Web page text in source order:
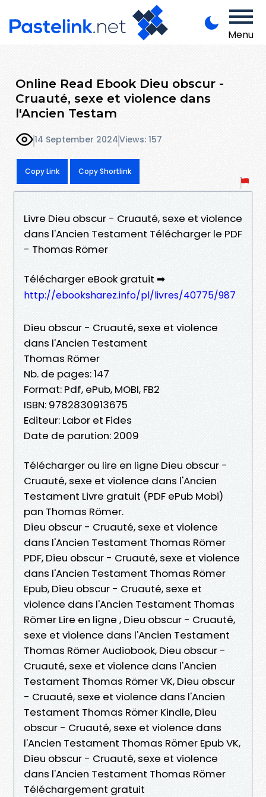
Menu
Online Read Ebook Dieu obscur -
Cruauté, sexe et violence dans
l'Ancien Testam
14 September 2024Views: 157
Copy Link Copy Shortlink
Livre Dieu obscur - Cruauté, sexe et violence
dans l'Ancien Testament Télécharger le PDF
- Thomas Römer
Télécharger eBook gratuit ➡
http://ebooksharez.info/pl/livres/40775/987
Dieu obscur - Cruauté, sexe et violence
dans l'Ancien Testament
Thomas Römer
Nb. de pages: 147
Format: Pdf, ePub, MOBI, FB2
ISBN: 9782830913675
Editeur: Labor et Fides
Date de parution: 2009
Télécharger ou lire en ligne Dieu obscur -
Cruauté, sexe et violence dans l'Ancien
Testament Livre gratuit (PDF ePub Mobi)
pan Thomas Römer.
Dieu obscur - Cruauté, sexe et violence
dans l'Ancien Testament Thomas Römer
PDF, Dieu obscur - Cruauté, sexe et violence
dans l'Ancien Testament Thomas Römer
Epub, Dieu obscur - Cruauté, sexe et
violence dans l'Ancien Testament Thomas
Römer Lire en ligne , Dieu obscur - Cruauté,
sexe et violence dans l'Ancien Testament
Thomas Römer Audiobook, Dieu obscur -
Cruauté, sexe et violence dans l'Ancien
Testament Thomas Römer VK, Dieu obscur
- Cruauté, sexe et violence dans l'Ancien
Testament Thomas Römer Kindle, Dieu
obscur - Cruauté, sexe et violence dans
l'Ancien Testament Thomas Römer Epub VK,
Dieu obscur - Cruauté, sexe et violence
dans l'Ancien Testament Thomas Römer
Téléchargement gratuit